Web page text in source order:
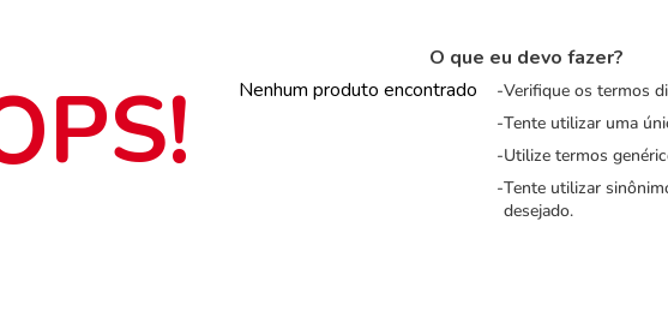
Nenhum produto encontrado
O que eu devo fazer?
Verifique os termos
Tente utilizar uma
Utilize termos
Tente utilizar
desejado.